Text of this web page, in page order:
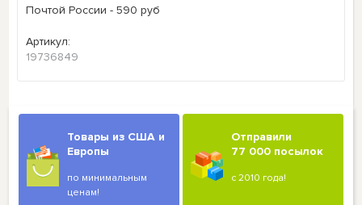
Почтой России - 590 руб
Артикул:
19736849
Товары из США и
Европы
по минимальным
ценам!
Отправили
77 000 посылок
с 2010 года!